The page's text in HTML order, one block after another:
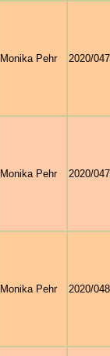
Monika Pehr 2020/
Monika Pehr 2020/
Monika Pehr 2020/